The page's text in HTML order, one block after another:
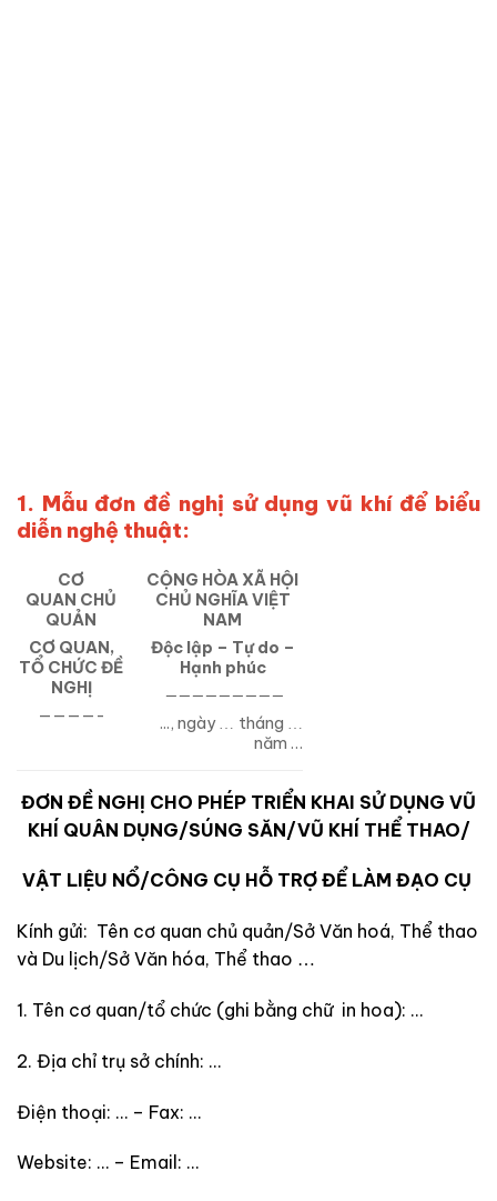
1. Mẫu đơn đề nghị sử dụng vũ khí để biểu
diễn nghệ thuật:
CƠ
QUAN CHỦ
QUẢN
CƠ QUAN,
TỔ CHỨCĐỀ
NGHỊ
————-
CỘNG HÒA XÃ HỘI
CHỦ NGHĨA VIỆT
NAM
Độc lập – Tự do –
Hạnh phúc
—————————
..., ngày … tháng …
năm …
ĐƠN ĐỀ NGHỊ CHO PHÉP TRIỂN KHAI SỬ DỤNG VŨ
KHÍ QUÂN DỤNG/SÚNG SĂN/VŨ KHÍ THỂ THAO/
VẬT LIỆU NỔ/CÔNG CỤ HỖ TRỢ ĐỂ LÀM ĐẠO CỤ
Kính gửi: Tên cơ quan chủ quản/Sở Văn hoá, Thể thao
và Du lịch/Sở Văn hóa, Thể thao …
1. Tên cơ quan/tổ chức (ghi bằng chữ in hoa): …
2. Địa chỉ trụ sở chính: …
Điện thoại: … – Fax: …
Website: … – Email: …